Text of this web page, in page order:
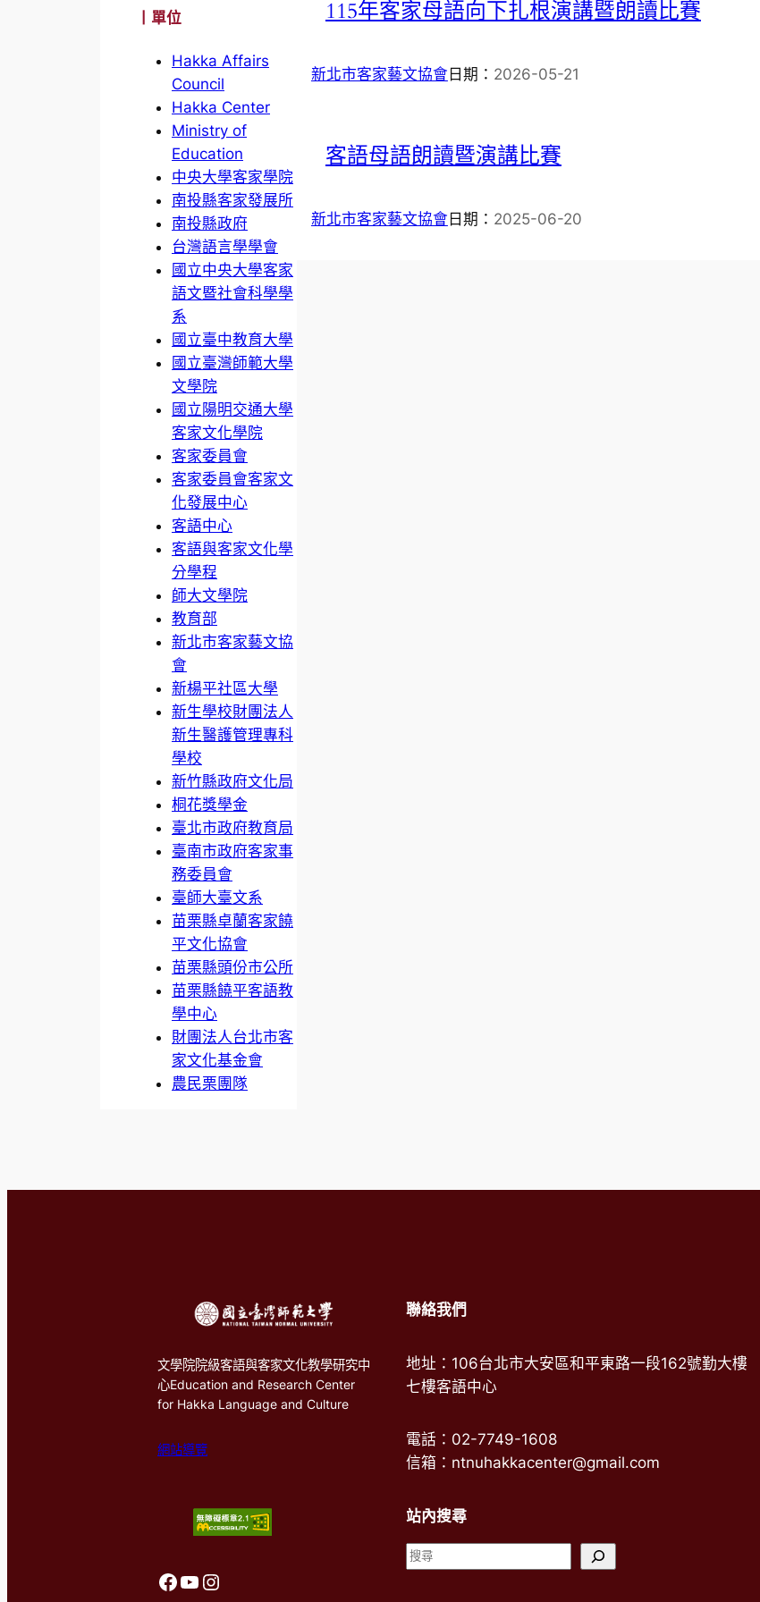
丨單位
Hakka Affairs
Council
Hakka Center
Ministry of
Education
中央大學客家學院
南投縣客家發展所
南投縣政府
台灣語言學學會
國立中央大學客家
語文暨社會科學學
系
國立臺中教育大學
國立臺灣師範大學
文學院
國立陽明交通大學
客家文化學院
客家委員會
客家委員會客家文
化發展中心
客語中心
客語與客家文化學
分學程
師大文學院
教育部
新北市客家藝文協
會
新楊平社區大學
新生學校財團法人
新生醫護管理專科
學校
新竹縣政府文化局
桐花獎學金
臺北市政府教育局
臺南市政府客家事
務委員會
臺師大臺文系
苗栗縣卓蘭客家饒
平文化協會
苗栗縣頭份市公所
苗栗縣饒平客語教
學中心
財團法人台北市客
家文化基金會
農民栗團隊
115年客家母語向下扎根演講暨朗讀比賽
新北市客家藝文協會 日期： 2026-05-21
客語母語朗讀暨演講比賽
新北市客家藝文協會 日期： 2025-06-20
文學院院級客語與客家文化教學研究中
心Education and Research Center
for Hakka Language and Culture
網站導覽
前往客語中心FaceBook 前往客語中心Youtube 前往客語中心Instagram
聯絡我們
地址：106台北市大安區和平東路一段162號勤大樓
七樓客語中心
電話：02-7749-1608
信箱：ntnuhakkacenter@gmail.com
站內搜尋
搜